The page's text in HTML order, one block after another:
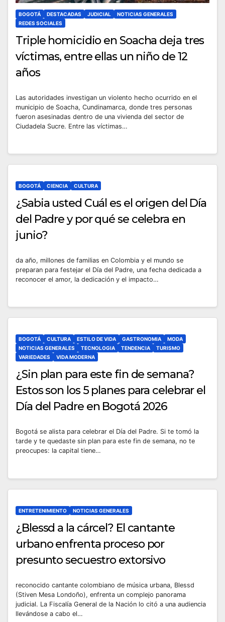
BOGOTÁ DESTACADAS JUDICIAL
NOTICIAS GENERALES
REDES SOCIALES
Triple homicidio en Soacha deja tres
víctimas, entre ellas un niño de 12
años
Las autoridades investigan un violento hecho ocurrido en el
municipio de Soacha, Cundinamarca, donde tres personas
fueron asesinadas dentro de una vivienda del sector de
Ciudadela Sucre. Entre las víctimas…
BOGOTÁ CIENCIA CULTURA
¿Sabia usted Cuál es el origen del Día
del Padre y por qué se celebra en
junio?
da año, millones de familias en Colombia y el mundo se
preparan para festejar el Día del Padre, una fecha dedicada a
reconocer el amor, la dedicación y el impacto…
BOGOTÁ CULTURA ESTILO DE VIDA GASTRONOMIA
MODA
NOTICIAS GENERALES
TECNOLOGIA TENDENCIA
TURISMO
VARIEDADES
VIDA MODERNA
¿Sin plan para este fin de semana?
Estos son los 5 planes para celebrar el
Día del Padre en Bogotá 2026
Bogotá se alista para celebrar el Día del Padre. Si te tomó la
tarde y te quedaste sin plan para este fin de semana, no te
preocupes: la capital tiene…
ENTRETENIMIENTO NOTICIAS GENERALES
¿Blessd a la cárcel? El cantante
urbano enfrenta proceso por
presunto secuestro extorsivo
reconocido cantante colombiano de música urbana, Blessd
(Stiven Mesa Londoño), enfrenta un complejo panorama
judicial. La Fiscalía General de la Nación lo citó a una audiencia
llevándose a cabo el…